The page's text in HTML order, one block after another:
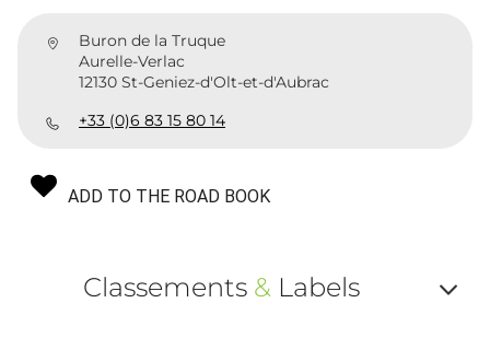
Buron de la Truque
Aurelle-Verlac
12130 St-Geniez-d'Olt-et-d'Aubrac
+33 (0)6 83 15 80 14
ADD TO THE ROAD BOOK
Classements &Labels